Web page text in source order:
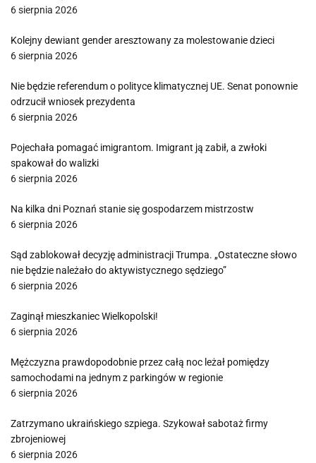
6 sierpnia 2026
Kolejny dewiant gender aresztowany za molestowanie dzieci
6 sierpnia 2026
Nie będzie referendum o polityce klimatycznej UE. Senat ponownie
odrzucił wniosek prezydenta
6 sierpnia 2026
Pojechała pomagać imigrantom. Imigrant ją zabił, a zwłoki
spakował do walizki
6 sierpnia 2026
Na kilka dni Poznań stanie się gospodarzem mistrzostw
6 sierpnia 2026
Sąd zablokował decyzję administracji Trumpa. „Ostateczne słowo
nie będzie należało do aktywistycznego sędziego”
6 sierpnia 2026
Zaginął mieszkaniec Wielkopolski!
6 sierpnia 2026
Mężczyzna prawdopodobnie przez całą noc leżał pomiędzy
samochodami na jednym z parkingów w regionie
6 sierpnia 2026
Zatrzymano ukraińskiego szpiega. Szykował sabotaż firmy
zbrojeniowej
6 sierpnia 2026